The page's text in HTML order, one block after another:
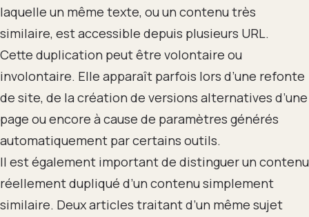
laquelle un même texte, ou un contenu très
similaire, est accessible depuis plusieurs URL.
Cette duplication peut être volontaire ou
involontaire. Elle apparaît parfois lors d’une refonte
de site, de la création de versions alternatives d’une
page ou encore à cause de paramètres générés
automatiquement par certains outils.
Il est également important de distinguer un contenu
réellement dupliqué d’un contenu simplement
similaire. Deux articles traitant d’un même sujet